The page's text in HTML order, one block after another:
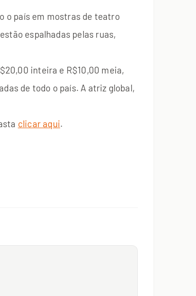
o país em mostras de teatro
espalhadas pelas ruas,
inteira e R$10,00 meia,
de todo o país. A atriz global,
clicar aqui.